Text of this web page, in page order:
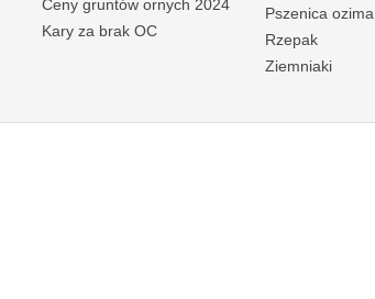
Ceny gruntów ornych 2024
Kary za brak OC
Pszenica ozima
Rzepak
Ziemniaki